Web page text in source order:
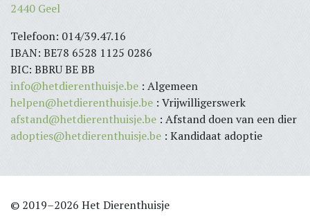
2440 Geel
Telefoon: 014/39.47.16
IBAN: BE78 6528 1125 0286
BIC: BBRU BE BB
info@hetdierenthuisje.be : Algemeen
helpen@hetdierenthuisje.be : Vrijwilligerswerk
afstand@hetdierenthuisje.be : Afstand doen van een dier
adopties@hetdierenthuisje.be : Kandidaat adoptie
© 2019–2026 Het Dierenthuisje